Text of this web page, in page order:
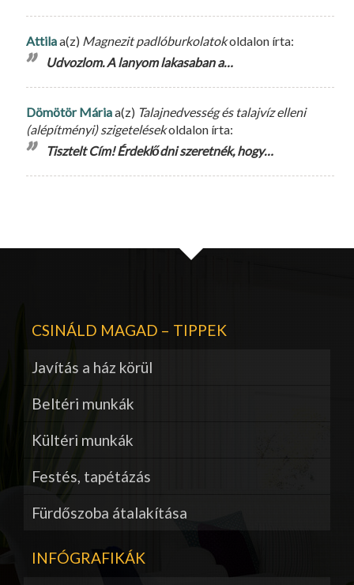
Attilaa(z) Magnezit padlóburkolatokoldalon írta:
Udvozlom. A lanyom lakasaban a…
Dömötör Máriaa(z) Talajnedvesség és talajvíz elleni
(alépítményi) szigetelésekoldalon írta:
Tisztelt Cím! Érdeklődni szeretnék, hogy…
CSINÁLD MAGAD – TIPPEK
Javítás a ház körül
Beltéri munkák
Kültéri munkák
Festés, tapétázás
Fürdőszoba átalakítása
INFÓGRAFIKÁK